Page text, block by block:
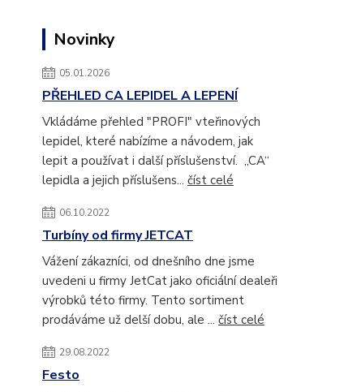
Novinky
05.01.2026
PŘEHLED CA LEPIDEL A LEPENÍ
Vkládáme přehled "PROFI" vteřinových
lepidel, které nabízíme a návodem, jak
lepit a používat i další příslušenství. „CA“
lepidla a jejich příslušens... číst celé
06.10.2022
Turbíny od firmy JETCAT
Vážení zákazníci, od dnešního dne jsme
uvedeni u firmy JetCat jako oficiální dealeři
výrobků této firmy. Tento sortiment
prodáváme už delší dobu, ale ... číst celé
29.08.2022
Festo